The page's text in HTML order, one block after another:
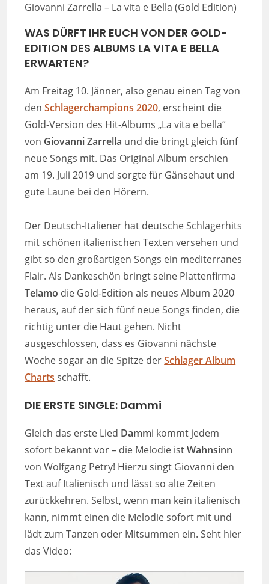
Giovanni Zarrella – La vita e Bella (Gold Edition)
WAS DÜRFT IHR EUCH VON DER GOLD-
EDITION DES ALBUMS LA VITA E BELLA
ERWARTEN?
Am Freitag 10. Jänner, also genau einen Tag von
denSchlagerchampions 2020, erscheint die
Gold-Version des Hit-Albums „La vita e bella“
von Giovanni Zarrella und die bringt gleich fünf
neue Songs mit. Das Original Album erschien
am 19. Juli 2019 und sorgte für Gänsehaut und
gute Laune bei den Hörern.
Der Deutsch-Italiener hat deutsche Schlagerhits
mit schönen italienischen Texten versehen und
gibt so den großartigen Songs ein mediterranes
Flair. Als Dankeschön bringt seine Plattenfirma
Telamo die Gold-Edition als neues Album 2020
heraus, auf der sich fünf neue Songs finden, die
richtig unter die Haut gehen. Nicht
ausgeschlossen, dass es Giovanni nächste
Woche sogar an die Spitze derSchlager Album
Charts schafft.
DIE ERSTE SINGLE: Dammi
Gleich das erste Lied Dammi kommt jedem
sofort bekannt vor – die Melodie istWahnsinn
von Wolfgang Petry! Hierzu singt Giovanni den
Text auf Italienisch und lässt so alte Zeiten
zurückkehren. Selbst, wenn man kein italienisch
kann, nimmt einen die Melodie sofort mit und
lädt zum Tanzen oder Mitsummen ein. Seht hier
das Video: